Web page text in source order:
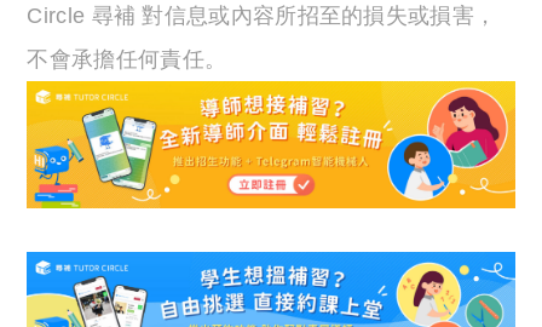
Circle 尋補 對信息或內容所招至的損失或損害，
不會承擔任何責任。